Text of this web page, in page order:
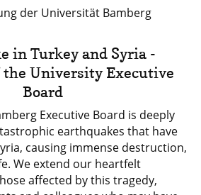
der Universität Bamberg
in Turkey and Syria -
University Executive
Board
Executive Board is deeply
earthquakes that have
causing immense destruction,
We extend our heartfelt
affected by this tragedy,